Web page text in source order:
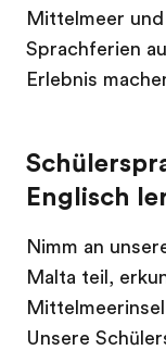
Mittelmeer
Sprachferien
Erlebnis
Englisch
Nimm an
Malta teil,
Unsere